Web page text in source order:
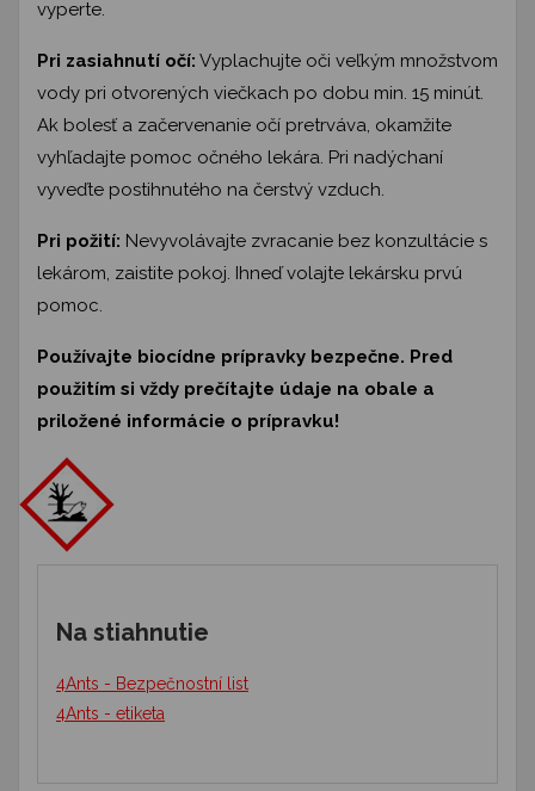
vyperte.
Pri zasiahnutí očí: Vyplachujte oči veľkým množstvom
vody pri otvorených viečkach po dobu min. 15 minút.
Ak bolesť a začervenanie očí pretrváva, okamžite
vyhľadajte pomoc očného lekára. Pri nadýchaní
vyveďte postihnutého na čerstvý vzduch.
Pri požití: Nevyvolávajte zvracanie bez konzultácie s
lekárom, zaistite pokoj. Ihneď volajte lekársku prvú
pomoc.
Používajte biocídne prípravky bezpečne. Pred
použitím si vždy prečítajte údaje na obale a
priložené informácie o prípravku!
Na stiahnutie
4Ants - Bezpečnostní list
4Ants - etiketa